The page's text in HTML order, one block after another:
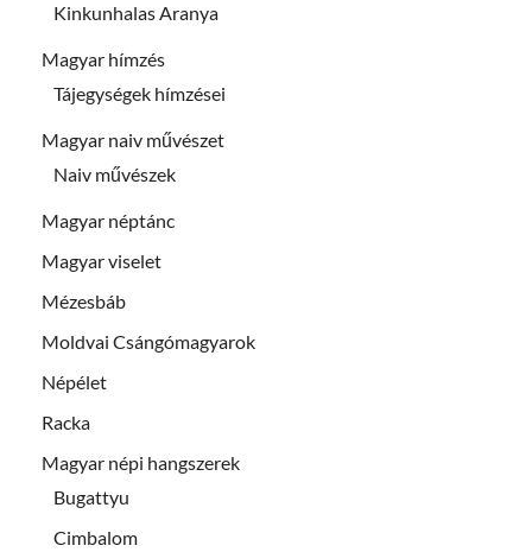
Kinkunhalas Aranya
Magyar hímzés
Tájegységek hímzései
Magyar naiv művészet
Naiv művészek
Magyar néptánc
Magyar viselet
Mézesbáb
Moldvai Csángómagyarok
Népélet
Racka
Magyar népi hangszerek
Bugattyu
Cimbalom